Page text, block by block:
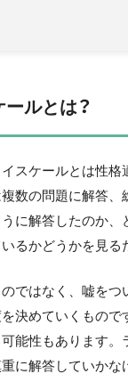
ルとは？
スケールとは性
数の問題に解答
に解答したのか
るかどうかを見る
ではなく、嘘を
決めていくもの
能性もあります
に解答していかな